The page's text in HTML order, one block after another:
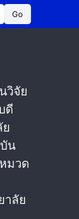
Go
วิจัย
ดี
น
มวด
าลัย